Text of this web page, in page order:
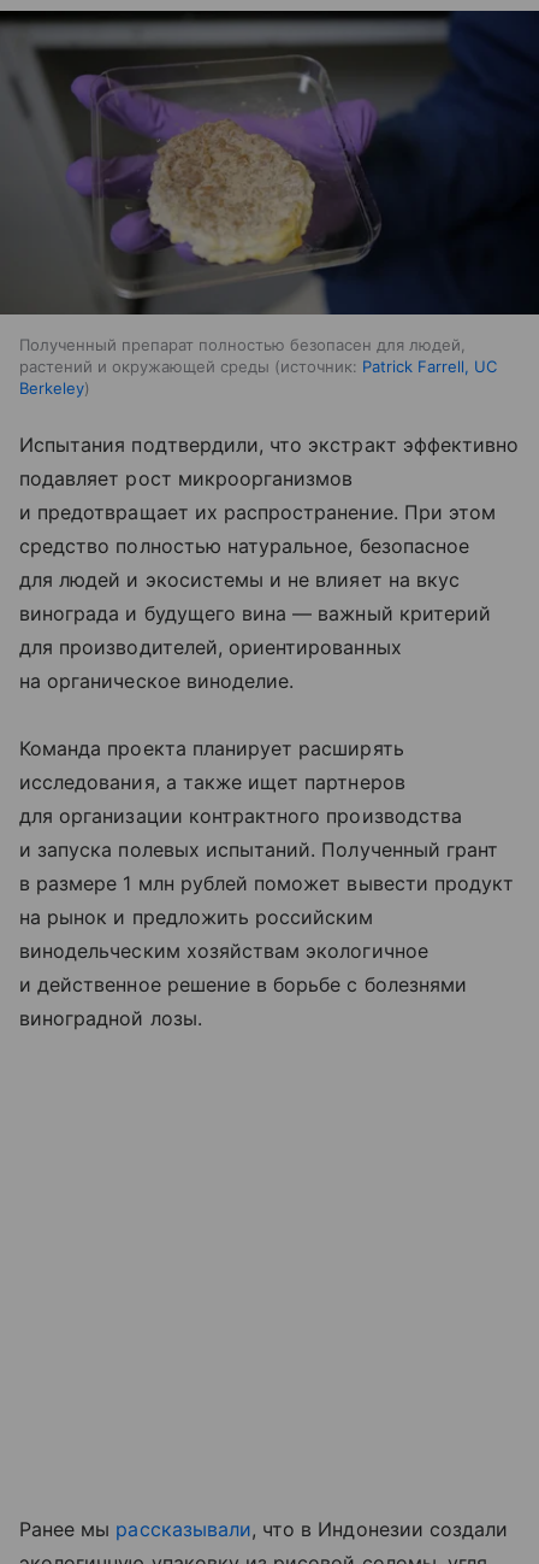
Полученный препарат полностью безопасен для людей,
растений и окружающей среды
источник: Patrick Farrell, UC
Berkeley
Испытания подтвердили, что экстракт эффективно
подавляет рост микроорганизмов
и предотвращает их распространение. При этом
средство полностью натуральное, безопасное
для людей и экосистемы и не влияет на вкус
винограда и будущего вина — важный критерий
для производителей, ориентированных
на органическое виноделие.
Команда проекта планирует расширять
исследования, а также ищет партнеров
для организации контрактного производства
и запуска полевых испытаний. Полученный грант
в размере 1 млн рублей поможет вывести продукт
на рынок и предложить российским
винодельческим хозяйствам экологичное
и действенное решение в борьбе с болезнями
виноградной лозы.
Ранее мы рассказывали, что в Индонезии создали